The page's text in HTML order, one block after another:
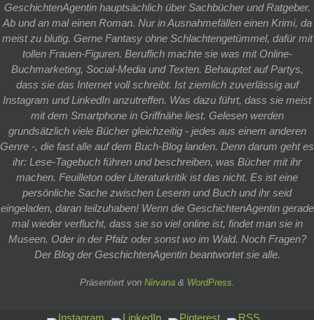
GeschichtenAgentin hauptsächlich über Sachbücher und Ratgeber.
Ab und an mal einen Roman. Nur in Ausnahmefällen einen Krimi, da
meist zu blutig. Gerne Fantasy ohne Schlachtengetümmel, dafür mit
tollen Frauen-Figuren. Beruflich machte sie was mit Online-
Buchmarketing, Social-Media und Texten. Behauptet auf Partys,
dass sie das Internet voll schreibt. Ist ziemlich zuverlässig auf
Instagram und LinkedIn anzutreffen. Was dazu führt, dass sie meist
mit dem Smartphone in Griffnähe liest. Gelesen werden
grundsätzlich viele Bücher gleichzeitig - jedes aus einem anderen
Genre -, die fast alle auf dem Buch-Blog landen. Denn darum geht es
ihr: Lese-Tagebuch führen und beschreiben, was Bücher mit ihr
machen. Feuilleton oder Literaturkritik ist das nicht. Es ist eine
persönliche Sache zwischen Leserin und Buch und ihr seid
eingeladen, daran teilzuhaben! Wenn die GeschichtenAgentin gerade
mal wieder verflucht, dass sie so viel online ist, findet man sie in
Museen. Oder in der Pfalz oder sonst wo im Wald. Noch Fragen?
Der Blog der GeschichtenAgentin beantwortet sie alle.
Präsentiert von Nirvana& WordPress.